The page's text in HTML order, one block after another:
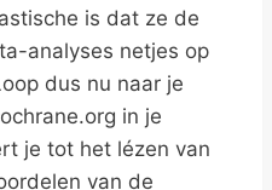
is dat ze de
analyses netjes op
dus nu naar je
in je
je tot het lézen van
van de